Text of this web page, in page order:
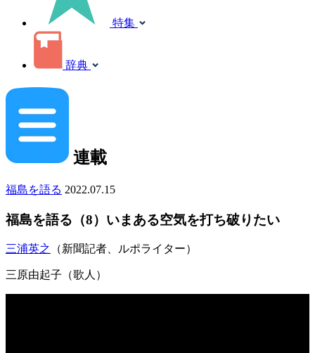
特集
辞典
連載
福島を語る 2022.07.15
福島を語る（8）いまある空気を打ち破りたい
三浦英之 （新聞記者、ルポライター）
三原由起子 （歌人）